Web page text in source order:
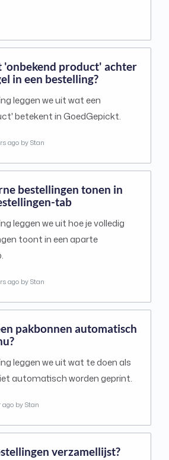
'onbekend product' achter
in een bestelling?
leggen we uit wat een
betekent in GoedGepickt.
ago by Stan
bestellingen tonen in
tab
leggen we uit hoe je volledig
toont in een aparte
ago by Stan
pakbonnen automatisch
leggen we uit wat te doen als
automatisch worden geprint.
ago by Stan
verzamellijst?